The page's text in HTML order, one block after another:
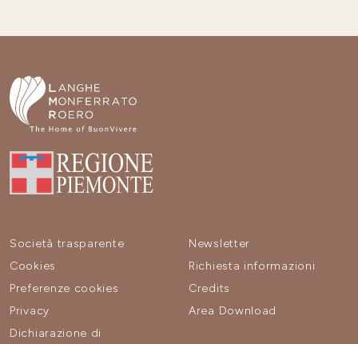
Società trasparente
Cookies
Preferenze cookies
Privacy
Dichiarazione di
Newsletter
Richiesta informazioni
Credits
Area Download